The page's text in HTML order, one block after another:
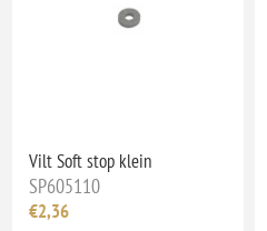
Vilt Soft stop klein
SP605110
€2,36